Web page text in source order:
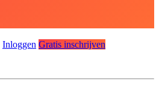
Inloggen Gratis inschrijven